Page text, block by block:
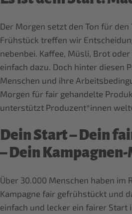
Der Morgen setzt den Ton für den
Frühstück treffen wir
nebenbei. Kaffee, Müsli, Brot
einfach dazu. Doch hinter diesen
Menschen und ihre
Morgen für fair gehandelte
unterstützt Produzent*innen
Dein Start – Dein
– Dein
Über 30.000 Menschen haben im
Kampagne fair gefrühstückt und
einfach und lecker ein fairer Start